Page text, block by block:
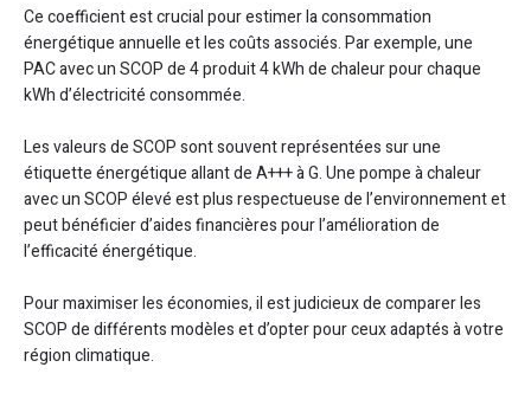
Ce coefficient est crucial pour estimer la consommation
énergétique annuelle et les coûts associés. Par exemple, une
PAC avec un SCOP de 4 produit 4 kWh de chaleur pour chaque
kWh d’électricité consommée.
Les valeurs de SCOP sont souvent représentées sur une
étiquette énergétique allant de A+++ à G. Une pompe à chaleur
avec un SCOP élevé est plus respectueuse de l’environnement et
peut bénéficier d’aides financières pour l’amélioration de
l’efficacité énergétique.
Pour maximiser les économies, il est judicieux de comparer les
SCOP de différents modèles et d’opter pour ceux adaptés à votre
région climatique.